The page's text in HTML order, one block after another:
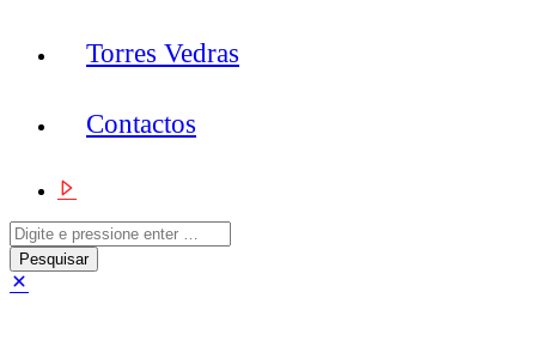
Torres Vedras
Contactos